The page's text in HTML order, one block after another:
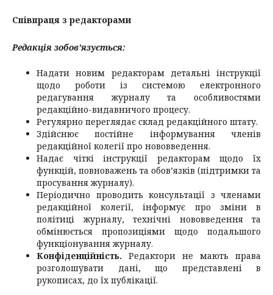
Співпраця з редакторами
Редакція зобов’язується:
Надати новим редакторам детальні інструкції
щодо роботи із системою електронного
редагування журналу та особливостями
редакційно-видавничого процесу.
Регулярно переглядає склад редакційного штату.
Здійснює постійне інформування членів
редакційної колегії про нововведення.
Надає чіткі інструкції редакторам щодо їх
функцій, повноважень та обов’язків (підтримки та
просування журналу).
Періодично проводить консультації з членами
редакційної колегії, інформує про зміни в
політиці журналу, технічні нововведення та
обмінюється пропозиціями щодо подальшого
функціонування журналу.
Конфіденційність. Редактори не мають права
розголошувати дані, що представлені в
рукописах, до їх публікації.